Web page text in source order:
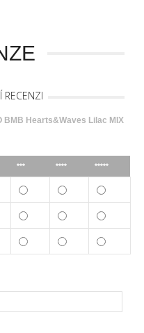
RECENZI
BMB Hearts&Waves Lilac MIX
*** **** *****